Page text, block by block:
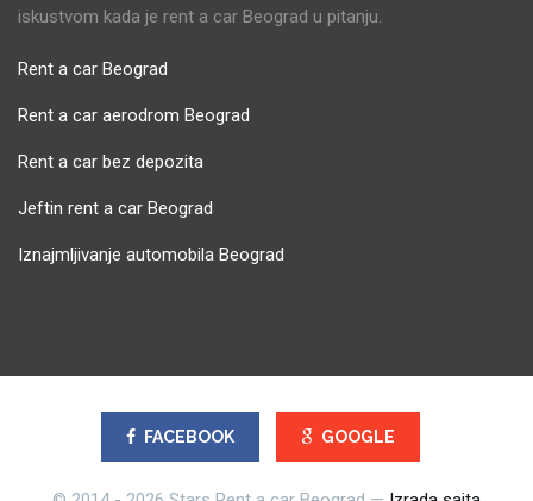
iskustvom kada je rent a car Beograd u pitanju.
Rent a car Beograd
Rent a car aerodrom Beograd
Rent a car bez depozita
Jeftin rent a car Beograd
Iznajmljivanje automobila Beograd
FACEBOOK GOOGLE